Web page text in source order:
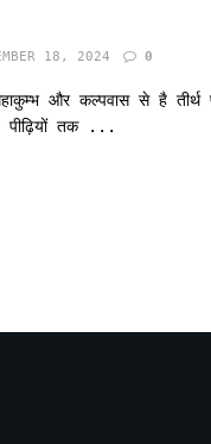
18, 2024 0
और कल्पवास से है तीर्थ
तक ...